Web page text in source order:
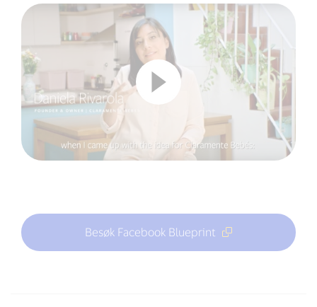
Besøk Facebook Blueprint